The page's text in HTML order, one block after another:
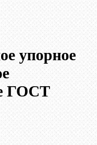
упорное
ГОСТ